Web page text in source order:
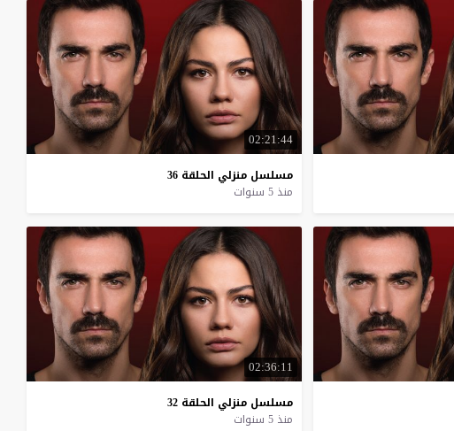
02:21:44
مسلسل منزلي الحلقة 36
منذ 5 سنوات
02:36:11
مسلسل منزلي الحلقة 32
منذ 5 سنوات